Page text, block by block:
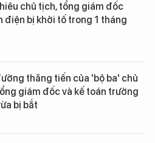
chủ tịch, tổng giám đốc
điện bị khởi tố trong 1 tháng
thăng tiến của 'bộ ba' chủ
giám đốc và kế toán trưởng
bị bắt